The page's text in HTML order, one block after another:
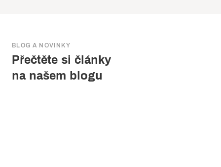
BLOG A NOVINKY
Přečtěte si články
na našem blogu